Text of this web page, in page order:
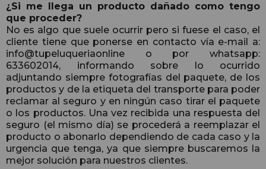
¿Si me llega un producto dañado como tengo
que proceder?
No es algo que suele ocurrir pero si fuese el caso, el
cliente tiene que ponerse en contacto vía e-mail a:
info@tupeluqueriaonline o por whatsapp:
633602014, informando sobre lo ocurrido
adjuntando siempre fotografías del paquete, de los
productos y de la etiqueta del transporte para poder
reclamar al seguro y en ningún caso tirar el paquete
o los productos. Una vez recibida una respuesta del
seguro (el mismo día) se procederá a reemplazar el
producto o abonarlo dependiendo de cada caso y la
urgencia que tenga, ya que siempre buscaremos la
mejor solución para nuestros clientes.